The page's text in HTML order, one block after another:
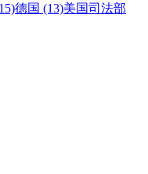
德国 (13)美国司法部